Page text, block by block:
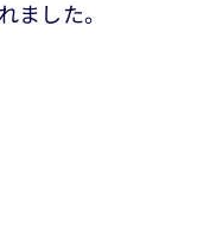
ました。